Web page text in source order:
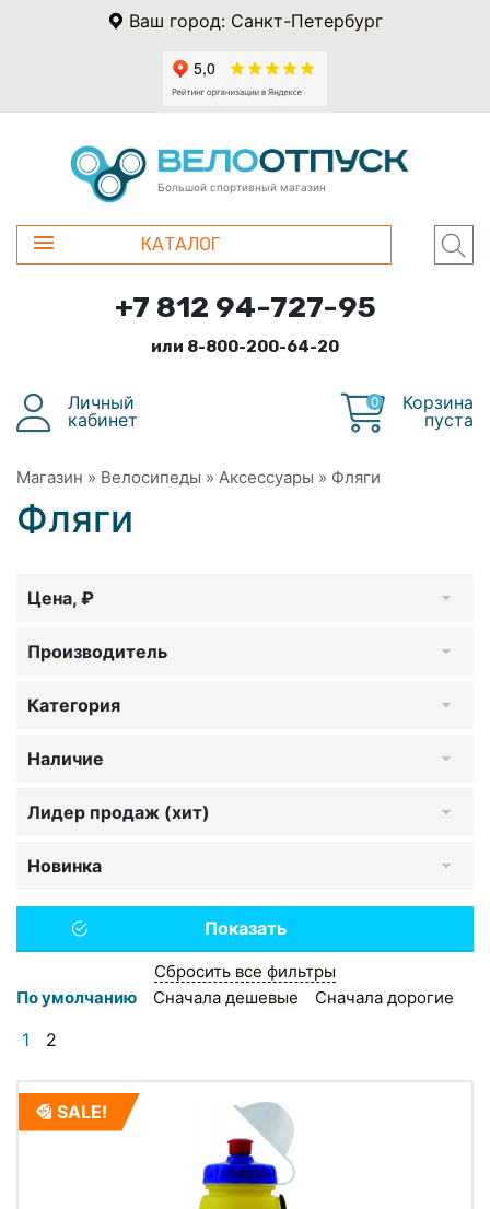
Ваш город: Санкт-Петербург
Большой спортивный магазин
КАТАЛОГ
+7 812 94-727-95
или 8-800-200-64-20
Личный
кабинет
0
Корзина
пуста
Магазин » Велосипеды » Аксессуары » Фляги
Фляги
Цена, ₽
Производитель
Категория
Наличие
Лидер продаж (хит)
Новинка
Сбросить все фильтры
По умолчанию
Сначала дешевые Сначала дорогие
1 2
SALE!